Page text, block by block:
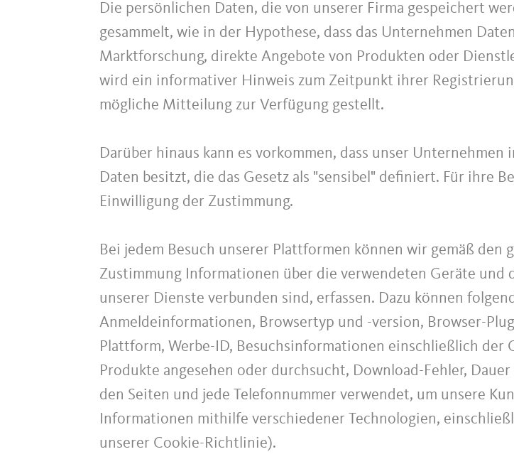
Die persönlichen Daten, die von unserer Firma gespeichert
gesammelt, wie in der Hypothese, dass das Unternehmen
Marktforschung, direkte Angebote von Produkten oder
wird ein informativer Hinweis zum Zeitpunkt ihrer
mögliche Mitteilung zur Verfügung gestellt.
Darüber hinaus kann es vorkommen, dass unser
Daten besitzt, die das Gesetz als "sensibel" definiert. Für ihre
Einwilligung der Zustimmung.
Bei jedem Besuch unserer Plattformen können wir gemäß
Zustimmung Informationen über die verwendeten Geräte und
unserer Dienste verbunden sind, erfassen. Dazu können
Anmeldeinformationen, Browsertyp und -version, Browser-
Plattform, Werbe-ID, Besuchsinformationen einschließlich der
Produkte angesehen oder durchsucht, Download-Fehler,
den Seiten und jede Telefonnummer verwendet, um unsere
Informationen mithilfe verschiedener Technologien,
unserer Cookie-Richtlinie).